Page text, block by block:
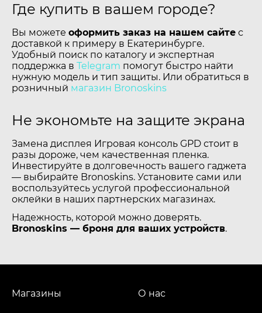
Где купить в вашем городе?
Вы можете оформить заказ на нашем сайте с
доставкой к примеру в Екатеринбурге.
Удобный поиск по каталогу и экспертная
поддержка в Telegram помогут быстро найти
нужную модель и тип защиты. Или обратиться в
розничный магазин Bronoskins
Не экономьте на защите экрана
Замена дисплея Игровая консоль GPD стоит в
разы дороже, чем качественная пленка.
Инвестируйте в долговечность вашего гаджета
— выбирайте Bronoskins. Установите сами или
воспользуйтесь услугой профессиональной
оклейки в наших партнерских магазинах.
Надежность, которой можно доверять.
Bronoskins — броня для ваших устройств.
Магазины О нас